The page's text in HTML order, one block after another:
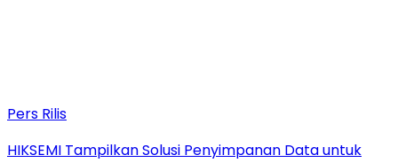
Pers Rilis
HIKSEMI Tampilkan Solusi Penyimpanan Data untuk